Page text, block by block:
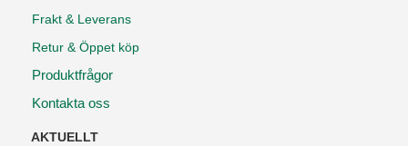
Frakt & Leverans
Retur & Öppet köp
Produktfrågor
Kontakta oss
AKTUELLT